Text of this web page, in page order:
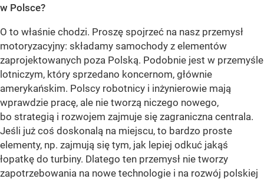
w Polsce?
O to właśnie chodzi. Proszę spojrzeć na nasz przemysł
motoryzacyjny: składamy samochody z elementów
zaprojektowanych poza Polską. Podobnie jest w przemyśle
lotniczym, który sprzedano koncernom, głównie
amerykańskim. Polscy robotnicy i inżynierowie mają
wprawdzie pracę, ale nie tworzą niczego nowego,
bo strategią i rozwojem zajmuje się zagraniczna centrala.
Jeśli już coś doskonalą na miejscu, to bardzo proste
elementy, np. zajmują się tym, jak lepiej odkuć jakąś
łopatkę do turbiny. Dlatego ten przemysł nie tworzy
zapotrzebowania na nowe technologie i na rozwój polskiej